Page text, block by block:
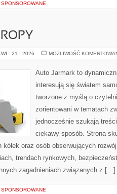
- 21 - 2026 MOŻLIWOŚĆ
Auto Jarmark to
interesują się światem
tworzone z myślą o
zorientowani w tematach
jednocześnie szukają
ciekawy sposób. Strona
kółek oraz osób obserwujących
trendach rynkowych,
zagadnieniach związanych z […]